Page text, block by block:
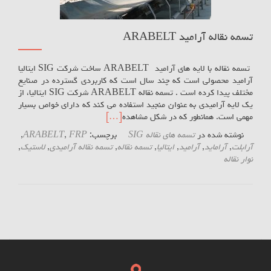
تسمه نقاله آرامید ARABELT
تسمه نقاله با لایه های آرامید ARABELT ساخت شرکت SIG ایتالیا
آرامید محصولی است که چند سال است که کاربردی گسترده در صنایع
مختلف پیدا کرده است . تسمه نقاله ARABELT شرکت SIG ایتالیا، از
یک لایه آرامیدی به عنوان منجید استفاده می کند که دارای خواص بسیار
مهمی است. همانطور که در شکل مشاهده […]
نوشته شده درتسمه های نقاله SIG برچسب: ARABELT, FRP
,
آرابلت, آراماید, آرامید,ایتالیا,تسمه نقاله,تسمه نقاله آرامیدی,لاستیک,
نوار نقاله